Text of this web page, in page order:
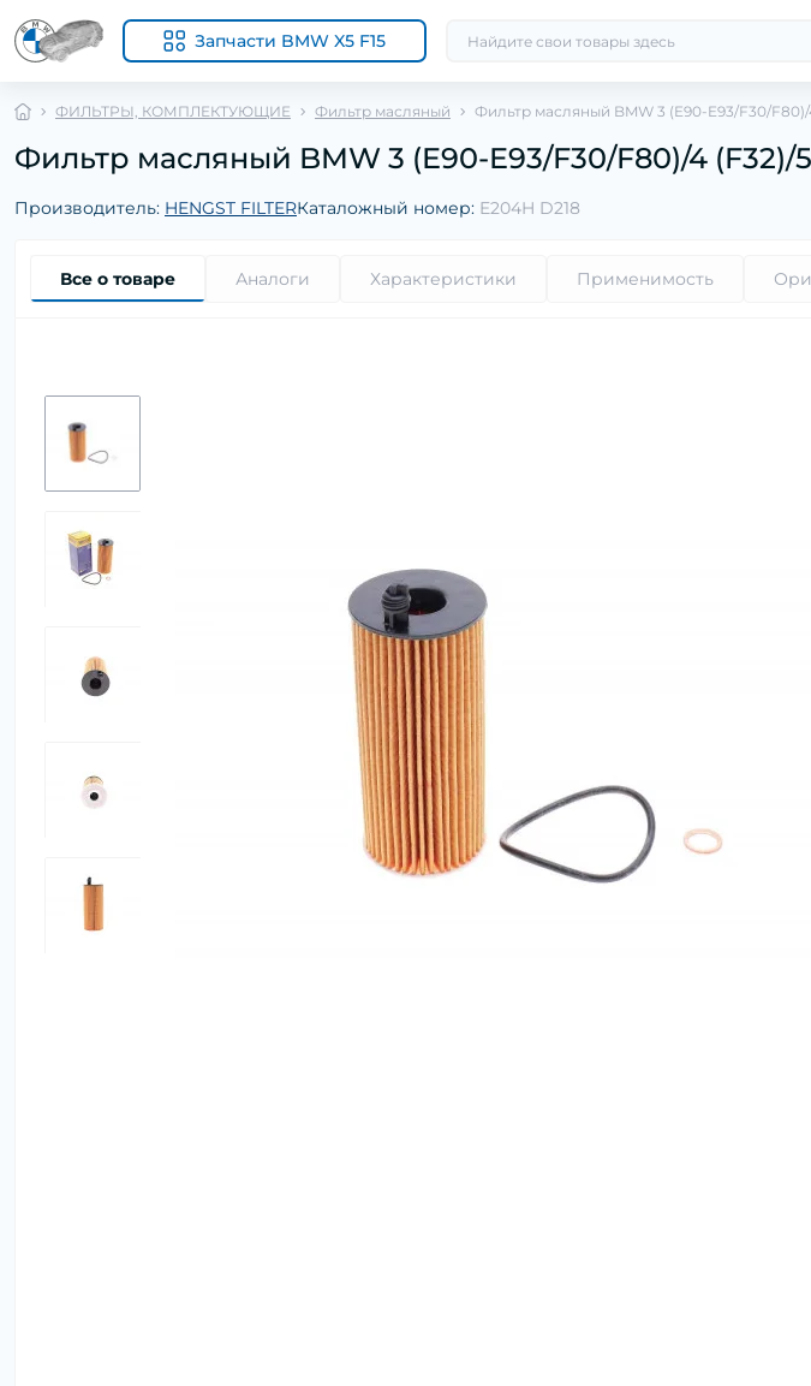
Запчасти BMW X5 F15
ФИЛЬТРЫ, КОМПЛЕКТУЮЩИЕ Фильтр масляный Фильтр масляный BMW 3 (E90-E93/F30/F80)/
Фильтр масляный BMW 3 (E90-E93/F30/F80)/4 (F32)/5
Производитель: HENGST FILTERКаталожный номер: E204H D218
Все о товаре Аналоги Характеристики Применимость